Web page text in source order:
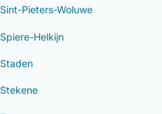
Sint-Pieters-Woluwe
Spiere-Helkijn
Staden
Stekene